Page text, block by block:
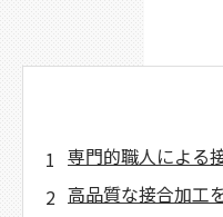
専門的職人による
高品質な接合加工